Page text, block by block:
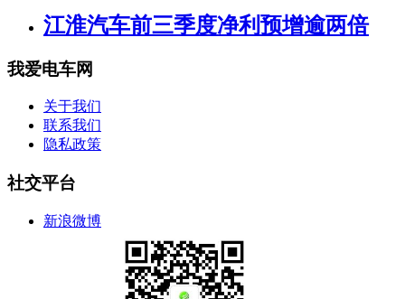
江淮汽车前三季度净利预增逾两倍
我爱电车网
关于我们
联系我们
隐私政策
社交平台
新浪微博